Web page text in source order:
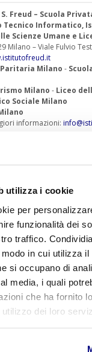
utilizza i cookie
per
funzionalità dei
traffico.
in cui utilizza
si occupano di
media, i quali
che ha fornito
dei loro
Freud – Scuola
Informatico,
Scienze Umane e
Milano – Viale Fulvio
Milano -
Milano - Liceo
Sociale Milano
informazioni:
verrà
contrassegnati